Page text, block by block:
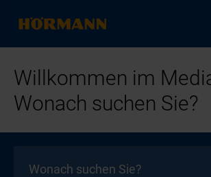
Willkommen im
Wonach suchen Sie?